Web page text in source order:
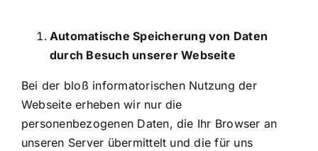
Automatische Speicherung von Daten
durch Besuch unserer Webseite
Bei der bloß informatorischen Nutzung der
Webseite erheben wir nur die
personenbezogenen Daten, die Ihr Browser an
unseren Server übermittelt und die für uns